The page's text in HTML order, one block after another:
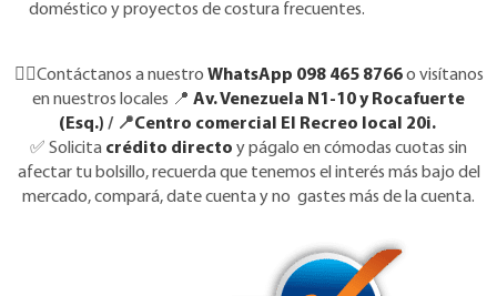
doméstico y proyectos de costura frecuentes.
👉🏼Contáctanos a nuestro WhatsApp 098 465 8766o visítanos
en nuestros locales 📍 Av. Venezuela N1-10 y Rocafuerte
(Esq.) / 📍Centro comercial El Recreo local 20i.
✅ Solicita crédito directo y págalo en cómodas cuotas sin
afectar tu bolsillo, recuerda que tenemos el interés más bajo del
mercado, compará, date cuenta y no gastes más de la cuenta.